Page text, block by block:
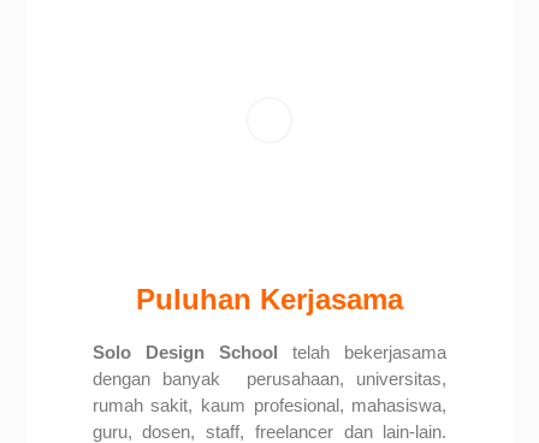
Puluhan Kerjasama
Solo Design School telah bekerjasama
dengan banyak perusahaan, universitas,
rumah sakit, kaum profesional, mahasiswa,
guru, dosen, staff, freelancer dan lain-lain.